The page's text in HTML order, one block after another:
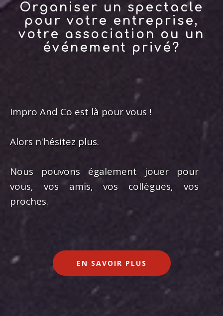
Organiser un spectacle
pour votre entreprise,
votre association ou un
événement privé?
Impro And Co est là pour vous !
Alors n'hésitez plus.
Nous pouvons également jouer pour
vous, vos amis, vos collègues, vos
proches.
EN SAVOIR PLUS